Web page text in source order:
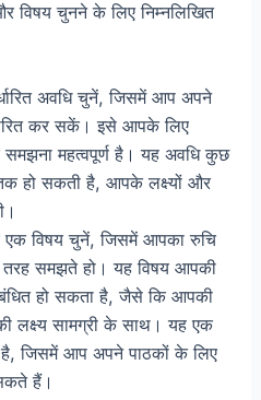
विषय चुनने के लिए निम्नलिखित
अवधि चुनें, जिसमें आप अपने
कर सकें। इसे आपके लिए
महत्वपूर्ण है। यह अवधि कुछ
तक हो सकती है, आपके लक्ष्यों और
एक विषय चुनें, जिसमें आपका रुचि
समझते हो। यह विषय आपकी
हो सकता है, जैसे कि आपकी
लक्ष्य सामग्री के साथ। यह एक
है, जिसमें आप अपने पाठकों के लिए
हैं।